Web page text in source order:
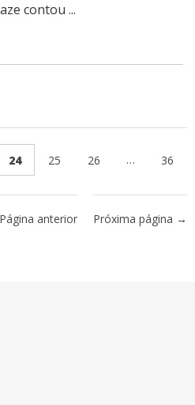
contou ...
24 25 26 … 36
anterior Próxima página →